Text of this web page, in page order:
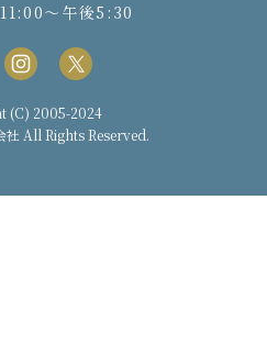
〜午後5:30
(C) 2005-2024
社 All Rights Reserved.